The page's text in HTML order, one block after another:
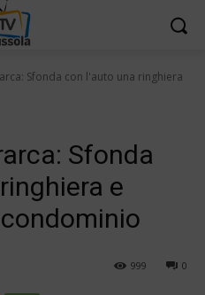
Sfonda con l'auto una ringhiera
Sfonda
e
0
999